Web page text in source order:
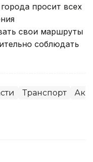
просит всех
свои маршруты
соблюдать
Транспорт